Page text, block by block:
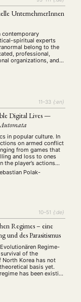
DIE DGA
(Zeitschrift) (25)
Calls for… (1287)
(111) Forschung
Globalisation (7)
(94) Literatur
Sprachkurse (8)
Studium (21)
(500) Tourismus (14)
(28) Wirtschaft (199)
UnternehmerInnen
contemporary
spiritual experts
belong to the
professional,
organizations, and
mass media to
They offer general
problems …
11–33 {:en}
Digital Lives —
in popular culture. In
on armed conflict
from games that
and loss to ones
the player’s actions
the 2017 war-themed
Polak-
10–51 {:de}
Regimes – eine
und des Parasitismus
Regime-
of the
North Korea has not
basis yet.
has been existing
several premature
been …